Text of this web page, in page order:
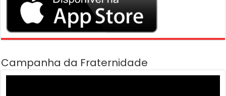
Campanha da Fraternidade